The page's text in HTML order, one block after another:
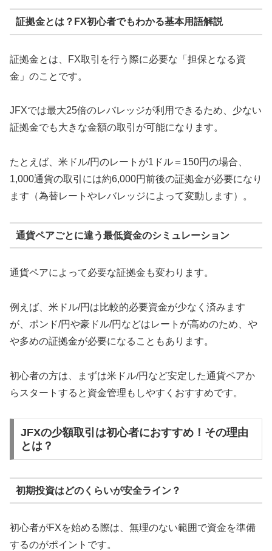
証拠金とは？FX初心者でもわかる基本用語解説
証拠金とは、FX取引を行う際に必要な「担保となる資
金」のことです。
JFXでは最大25倍のレバレッジが利用できるため、少ない
証拠金でも大きな金額の取引が可能になります。
たとえば、米ドル/円のレートが1ドル＝150円の場合、
1,000通貨の取引には約6,000円前後の証拠金が必要になり
ます（為替レートやレバレッジによって変動します）。
通貨ペアごとに違う最低資金のシミュレーション
通貨ペアによって必要な証拠金も変わります。
例えば、米ドル/円は比較的必要資金が少なく済みます
が、ポンド/円や豪ドル/円などはレートが高めのため、や
や多めの証拠金が必要になることもあります。
初心者の方は、まずは米ドル/円など安定した通貨ペアか
らスタートすると資金管理もしやすくおすすめです。
JFXの少額取引は初心者におすすめ！その理由
とは？
初期投資はどのくらいが安全ライン？
初心者がFXを始める際は、無理のない範囲で資金を準備
するのがポイントです。